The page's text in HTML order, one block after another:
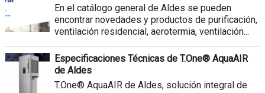
En el catálogo general de Aldes se pueden
encontrar novedades y productos de purificación,
ventilación residencial, aerotermia, ventilación...
Especificaciones Técnicas de T.One® AquaAIR
de Aldes
T.One® AquaAIR de Aldes, solución integral de